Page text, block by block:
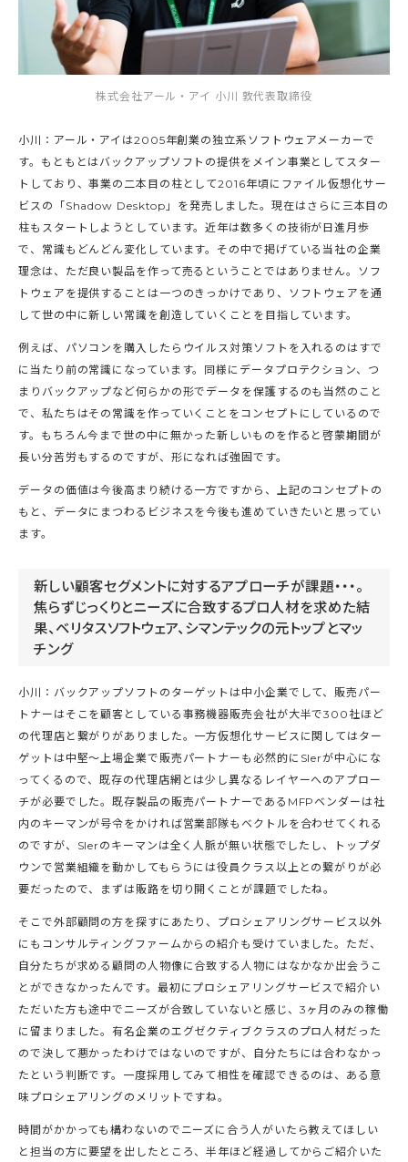
株式会社アール・アイ 小川 敦代表取締役
小川：アール・アイは2005年創業の独立系ソフトウェアメーカーで
す。もともとはバックアップソフトの提供をメイン事業としてスター
トしており、事業の二本目の柱として2016年頃にファイル仮想化サー
ビスの「Shadow Desktop」を発売しました。現在はさらに三本目の
柱もスタートしようとしています。近年は数多くの技術が日進月歩
で、常識もどんどん変化しています。その中で掲げている当社の企業
理念は、ただ良い製品を作って売るということではありません。ソフ
トウェアを提供することは一つのきっかけであり、ソフトウェアを通
して世の中に新しい常識を創造していくことを目指しています。
例えば、パソコンを購入したらウイルス対策ソフトを入れるのはすで
に当たり前の常識になっています。同様にデータプロテクション、つ
まりバックアップなど何らかの形でデータを保護するのも当然のこと
で、私たちはその常識を作っていくことをコンセプトにしているので
す。もちろん今まで世の中に無かった新しいものを作ると啓蒙期間が
長い分苦労もするのですが、形になれば強固です。
データの価値は今後高まり続ける一方ですから、上記のコンセプトの
もと、データにまつわるビジネスを今後も進めていきたいと思ってい
ます。
新しい顧客セグメントに対するアプローチが課題・・・。
焦らずじっくりとニーズに合致するプロ人材を求めた結
果、ベリタスソフトウェア、シマンテックの元トップとマッ
チング
小川：バックアップソフトのターゲットは中小企業でして、販売パー
トナーはそこを顧客としている事務機器販売会社が大半で300社ほど
の代理店と繋がりがありました。一方仮想化サービスに関してはター
ゲットは中堅〜上場企業で販売パートナーも必然的にSIerが中心にな
ってくるので、既存の代理店網とは少し異なるレイヤーへのアプロー
チが必要でした。既存製品の販売パートナーであるMFPベンダーは社
内のキーマンが号令をかければ営業部隊もベクトルを合わせてくれる
のですが、SIerのキーマンは全く人脈が無い状態でしたし、トップダ
ウンで営業組織を動かしてもらうには役員クラス以上との繋がりが必
要だったので、まずは販路を切り開くことが課題でしたね。
そこで外部顧問の方を探すにあたり、プロシェアリングサービス以外
にもコンサルティングファームからの紹介も受けていました。ただ、
自分たちが求める顧問の人物像に合致する人物にはなかなか出会うこ
とができなかったんです。最初にプロシェアリングサービスで紹介い
ただいた方も途中でニーズが合致していないと感じ、3ヶ月のみの稼働
に留まりました。有名企業のエグゼクティブクラスのプロ人材だった
ので決して悪かったわけではないのですが、自分たちには合わなかっ
たという判断です。一度採用してみて相性を確認できるのは、ある意
味プロシェアリングのメリットですね。
時間がかかっても構わないのでニーズに合う人がいたら教えてほしい
と担当の方に要望を出したところ、半年ほど経過してからご紹介いた